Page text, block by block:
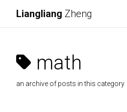
Liangliang Zheng
math
an archive of posts in this category